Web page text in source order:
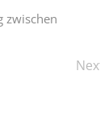
zwischen